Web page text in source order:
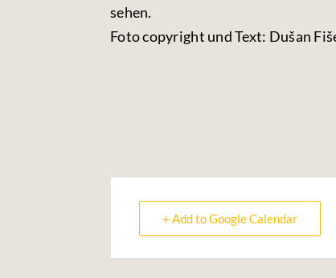
sehen.
Foto copyright und Text: Dušan
+ Add to Google Calendar